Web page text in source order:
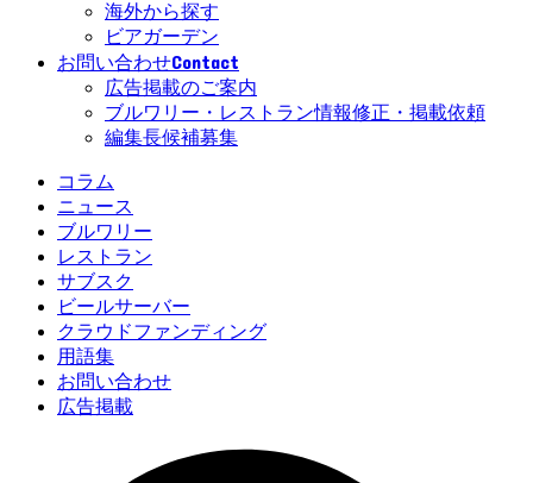
海外から探す
ビアガーデン
お問い合わせContact
広告掲載のご案内
ブルワリー・レストラン情報修正・掲載依頼
編集長候補募集
コラム
ニュース
ブルワリー
レストラン
サブスク
ビールサーバー
クラウドファンディング
用語集
お問い合わせ
広告掲載